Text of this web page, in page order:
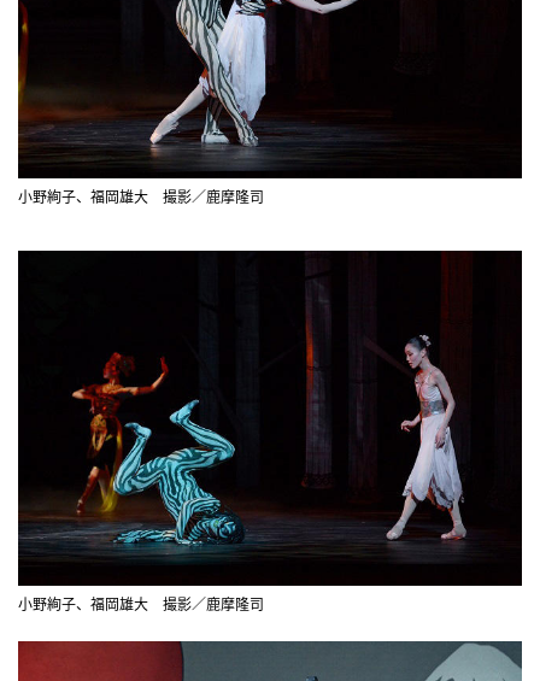
小野絢子、福岡雄大 撮影／鹿摩隆司
小野絢子、福岡雄大 撮影／鹿摩隆司